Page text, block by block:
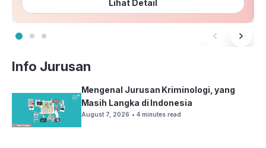
Lihat Detail
Info Jurusan
Mengenal Jurusan Kriminologi, yang
Masih Langka di Indonesia
August 7, 2026 • 4 minutes read